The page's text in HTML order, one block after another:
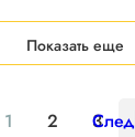
Показать еще
1 2 3